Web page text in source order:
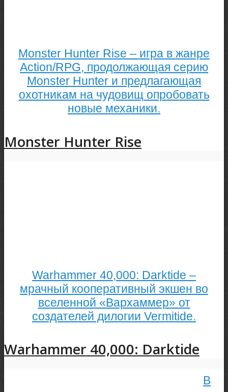
Monster Hunter Rise – игра в жанре
Action/RPG, продолжающая серию
Monster Hunter и предлагающая
охотникам на чудовищ опробовать
новые механики.
Monster Hunter Rise
Warhammer 40,000: Darktide –
мрачный кооперативный экшен во
вселенной «Вархаммер» от
создателей дилогии Vermitide.
Warhammer 40,000: Darktide
В